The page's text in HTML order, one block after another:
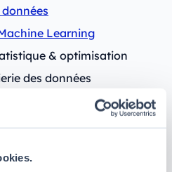
Learning
& optimisation
des données
Data Learning
de stages obligatoires,